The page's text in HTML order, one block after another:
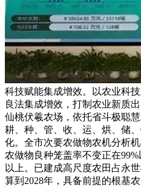
科技赋能集成增效。以农业科
良法集成增效，打制农业新质
仙桃伏羲农场，依托省斗极聪
耕、种、管、收、运、烘、储
化。全市次要农做物农机分析
农做物良种笼盖率不变正在
以上。已建成高尺度农田占永
算到2028年，具备前提的根基